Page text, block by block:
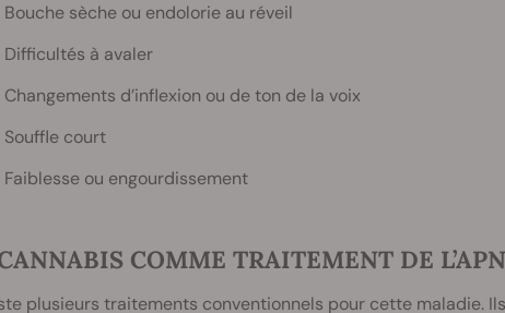
Bouche sèche ou endolorie au réveil
Difficultés à avaler
Changements d’inflexion ou de ton de la voix
Souffle court
Faiblesse ou engourdissement
COMME TRAITEMENT DE
plusieurs traitements conventionnels pour cette maladie.